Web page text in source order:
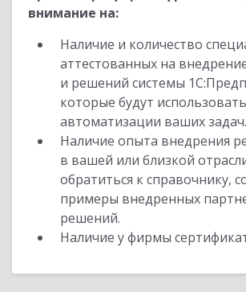
внимание на:
Наличие и количество
аттестованных на
и решений системы
которые будут
автоматизации ваших задач.
Наличие опыта внедрения
в вашей или близкой
обратиться к справочнику,
примеры внедренных
решений.
Наличие у фирмы